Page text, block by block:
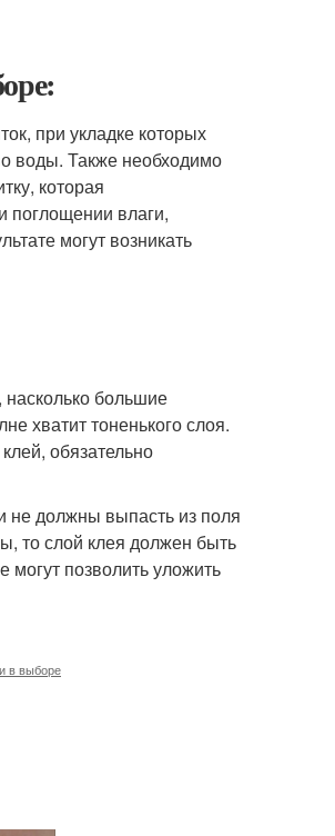
при укладке которых
воды. Также необходимо
которая
поглощении влаги,
могут возникать
насколько большие
хватит тоненького слоя.
обязательно
не должны выпасть из поля
то слой клея должен быть
позволить уложить
в выборе